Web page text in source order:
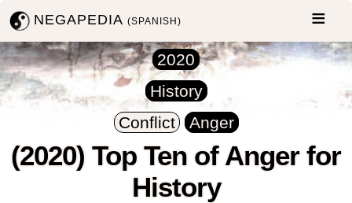
NEGAPEDIA(SPANISH)
2020
History
Conflict
Anger
(2020) Top Ten of Anger for
History